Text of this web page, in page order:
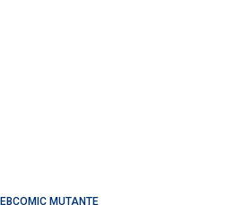
MUTANTE